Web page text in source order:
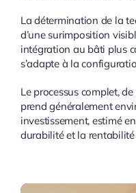
La détermination de la
d’une surimposition
intégration au bâti plus
s’adapte à la
Le processus complet,
prend généralement
investissement, estimé
durabilité et la